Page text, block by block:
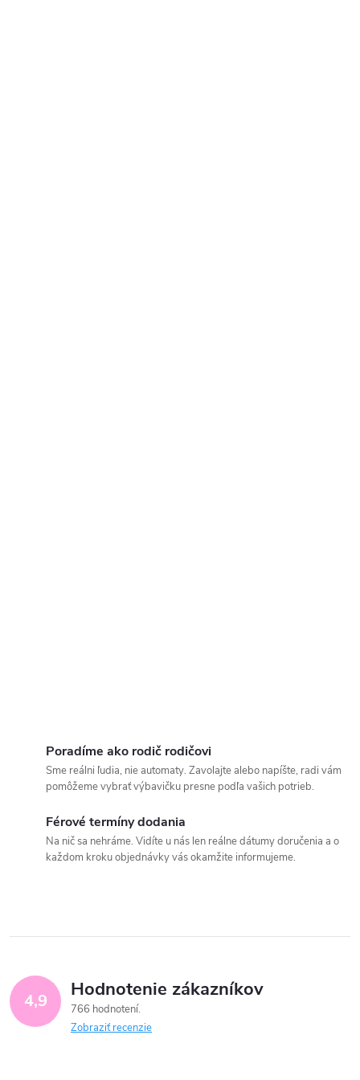
Poradíme ako rodič rodičovi
Sme reálni ľudia, nie automaty. Zavolajte alebo napíšte, radi vám
pomôžeme vybrať výbavičku presne podľa vašich potrieb.
Férové termíny dodania
Na nič sa nehráme. Vidíte u nás len reálne dátumy doručenia a o
každom kroku objednávky vás okamžite informujeme.
4,9 Hodnotenie zákazníkov
766 hodnotení
Zobraziť recenzie